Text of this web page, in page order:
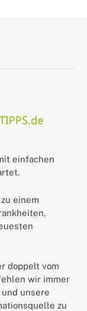
einfachen
einem
doppelt vom
wir immer
unsere
zu